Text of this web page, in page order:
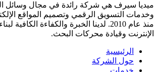
ميديا ​​سيرف هي شركة رائدة في مجال وسائل
وخدمات التسويق الرقمي وتصميم المواقع
منذ عام 2010. لدينا الخبرة والكفاءة الكافية
الإنترنت وقيادة محركات البحث.
الرئيسية
حول الشركة